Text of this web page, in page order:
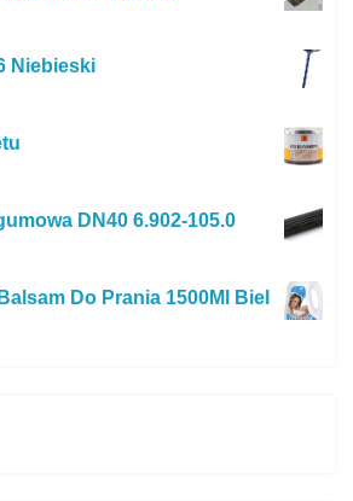
Niebieski
DN40 6.902-105.0
Do Prania 1500Ml Biel